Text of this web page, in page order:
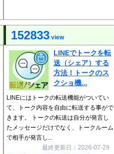
152833 view
LINEでトークを転
送（シェア）する
方法！トークのス
クショ機...
LINEにはトークの転送機能がついてい
て、トーク内容を自由に転送する事がで
きます。 トークの転送は自分が発言し
たメッセージだけでなく、トークルーム
で相手が発言し...
最終更新日：2026-07-29